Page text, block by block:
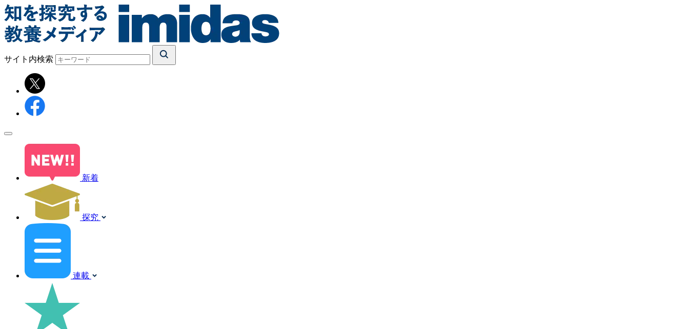
サイト内検索
新着
探究
連載